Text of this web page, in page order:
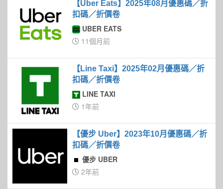
【Uber Eats】2025年08月優惠碼／折
扣碼／折價卷
UBER EATS
11個月前
【Line Taxi】2025年02月優惠碼／折
扣碼／折價卷
LINE TAXI
1年前
【優步 Uber】2023年10月優惠碼／折
扣碼／折價卷
優步 UBER
2年前